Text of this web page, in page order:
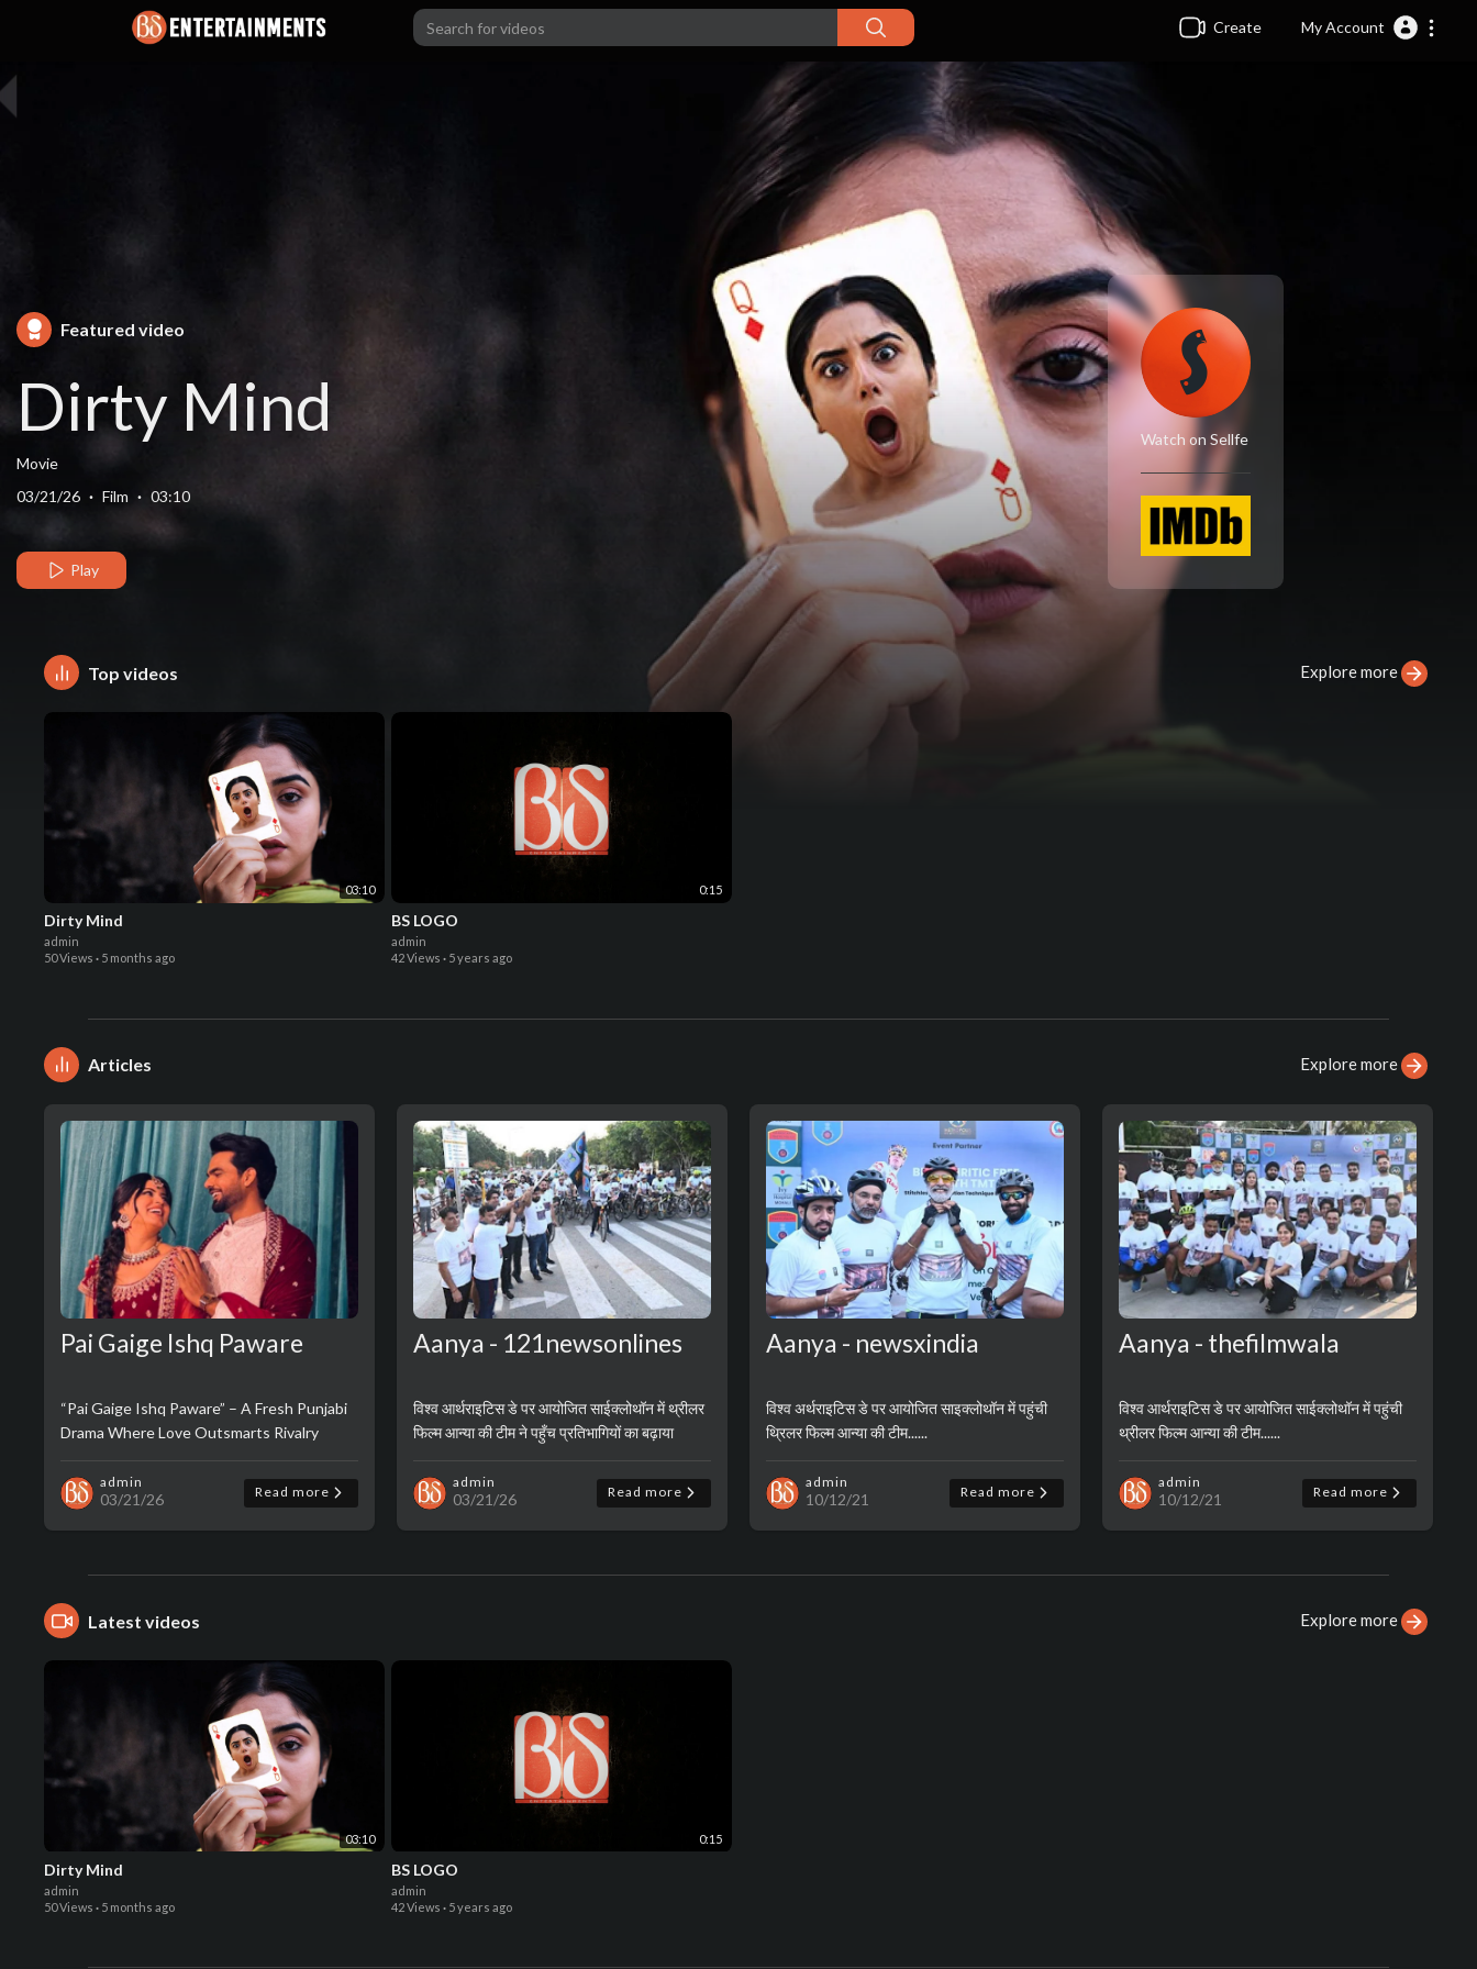
Create My Account
Featured video
Dirty Mind
Movie
03/21/26 · Film · 03:10
Play
Watch on Sellfe
Top videos Explore more
03:10
Dirty Mind
admin
50 Views · 5 months ago
0:15
BS LOGO
admin
42 Views · 5 years ago
Articles Explore more
Pai Gaige Ishq Paware
“Pai Gaige Ishq Paware” – A Fresh Punjabi
Drama Where Love Outsmarts Rivalry
admin
03/21/26 Read more
Aanya - 121newsonlines
विश्व आर्थराइटिस डे पर आयोजित साईक्लोथॉन में थ्रीलर
फिल्म आन्या की टीम ने पहुँच प्रतिभागियों का बढ़ाया
उत्साह..........
admin
03/21/26 Read more
Aanya - newsxindia
विश्व अर्थराइटिस डे पर आयोजित साइक्लोथॉन में पहुंची
थ्रिलर फिल्म आन्या की टीम......
admin
10/12/21 Read more
Aanya - thefilmwala
विश्व आर्थराइटिस डे पर आयोजित साईक्लोथॉन में पहुंची
थ्रीलर फिल्म आन्या की टीम......
admin
10/12/21 Read more
Latest videos Explore more
03:10
Dirty Mind
admin
50 Views · 5 months ago
0:15
BS LOGO
admin
42 Views · 5 years ago